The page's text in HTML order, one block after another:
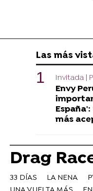
Las más
Invitada |
Envy
más
Drag
33 DÍAS LA NENA